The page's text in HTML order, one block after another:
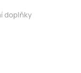
doplňky